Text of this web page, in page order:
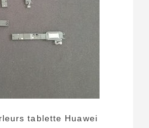
tablette Huawei